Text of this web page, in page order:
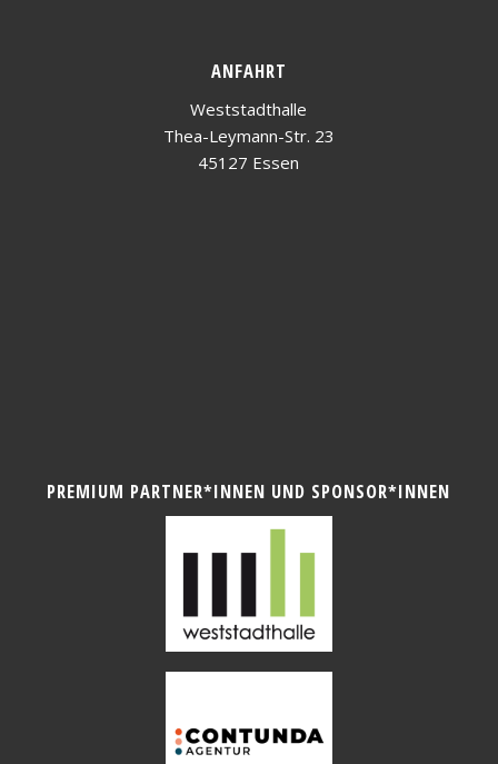
ANFAHRT
Weststadthalle
Thea-Leymann-Str. 23
45127 Essen
PREMIUM PARTNER*INNEN UND SPONSOR*INNEN